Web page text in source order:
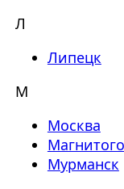
Л
Липецк
М
Москва
Мурманск